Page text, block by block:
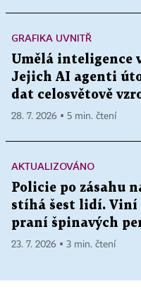
GRAFIKA UVNITŘ
Umělá inteligence
Jejich AI agenti
dat celosvětově
28. 7. 2026 ▪ 5 min. čtení
AKTUALIZOVÁNO
Policie po zásahu
stíhá šest lidí.
praní špinavých
23. 7. 2026 ▪ 3 min. čtení